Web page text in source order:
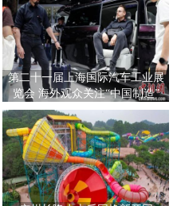
第二十一届上海国际汽车工业展
览会 海外观众关注“中国制造”